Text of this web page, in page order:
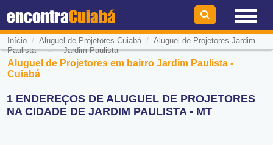
encontraCuiabá
Início / Aluguel de Projetores Cuiabá/ Aluguel de Projetores Jardim
Paulista-Jardim Paulista
Aluguel de Projetores em bairro Jardim Paulista -
Cuiabá
1 ENDEREÇOS DE ALUGUEL DE PROJETORES
NA CIDADE DE JARDIM PAULISTA - MT